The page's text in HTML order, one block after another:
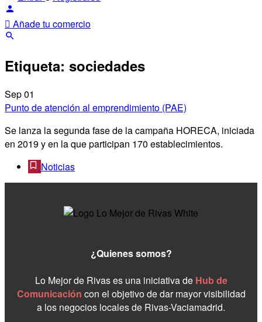
Añade tu comercio
Etiqueta: sociedades
Sep01
Punto de atención al emprendimiento (PAE)
Se lanza la segunda fase de la campaña HORECA, iniciada
en 2019 y en la que participan 170 establecimientos.
Noticias
¿Quienes somos?
Lo Mejor de Rivas es una iniciativa de Hub de
Comunicación con el objetivo de dar mayor visibilidad
a los negocios locales de Rivas-Vaciamadrid.